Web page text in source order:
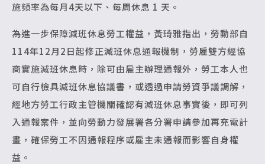
施頻率為每月4天以下、每周休息 1 天。
為進一步保障減班休息勞工權益，黃琦雅指出，勞動部自
114年12月2日起修正減班休息通報機制，勞雇雙方經協
商實施減班休息時，除可由雇主辦理通報外，勞工本人也
可自行檢具減班休息協議書，或透過申請勞資爭議調解，
經地方勞工行政主管機關確認有減班休息事實後，即可列
入通報案件，並向勞動力發展署各分署申請參加再充電計
畫，確保勞工不因通報程序或雇主未通報而影響自身權
益。